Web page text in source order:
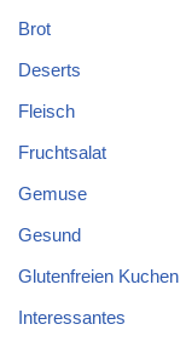
Brot
Deserts
Fleisch
Fruchtsalat
Gemuse
Gesund
Glutenfreien Kuchen
Interessantes